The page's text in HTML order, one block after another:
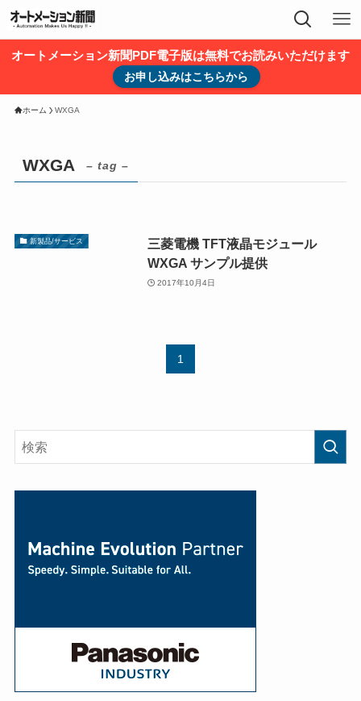
オートメーション新聞PDF電子版は無料でお読みいただけます
お申し込みはこちらから
ホーム WXGA
WXGA – tag –
新製品/サービス
三菱電機 TFT液晶モジュール
WXGA サンプル提供
2017年10月4日
1